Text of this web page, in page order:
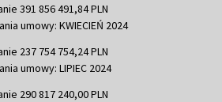
391 856 491,84 PLN
umowy: KWIECIEŃ 2024
237 754 754,24 PLN
umowy: LIPIEC 2024
290 817 240,00 PLN